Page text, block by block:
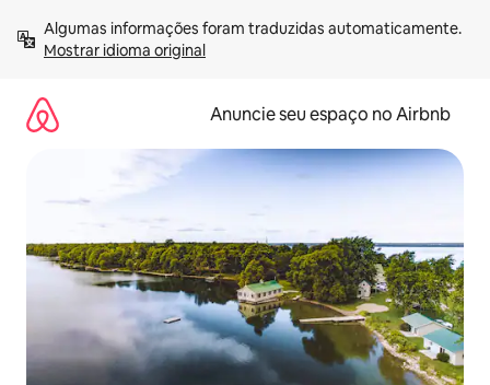
para
Mostrar idioma original
Anuncie seu espaço no Airbnb